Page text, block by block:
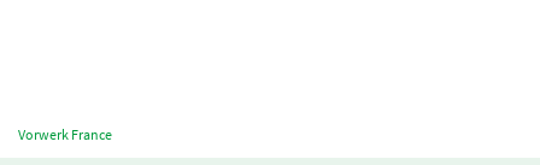
Vorwerk France